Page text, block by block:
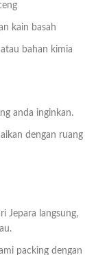
kain basah
bahan kimia
anda inginkan.
dengan ruang
Jepara langsung,
packing dengan